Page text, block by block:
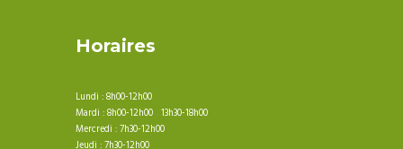
Horaires
Lundi : 8h00-12h00
Mardi : 8h00-12h00 13h30-18h00
Mercredi : 7h30-12h00
Jeudi : 7h30-12h00